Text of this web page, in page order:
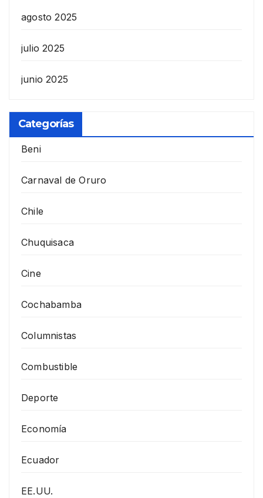
agosto 2025
julio 2025
junio 2025
Categorías
Beni
Carnaval de Oruro
Chile
Chuquisaca
Cine
Cochabamba
Columnistas
Combustible
Deporte
Economía
Ecuador
EE.UU.